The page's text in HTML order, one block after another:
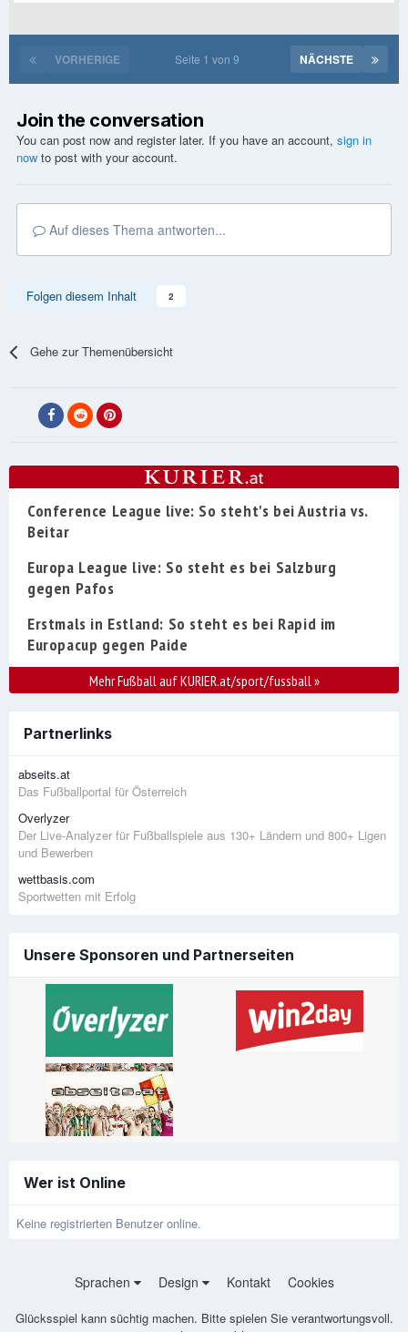
VORHERIGE NÄCHSTE
Seite 1 von 9
Join the conversation
You can post now and register later. If you have an account, sign in
now to post with your account.
Auf dieses Thema antworten...
Folgen diesem Inhalt 2
Gehe zur Themenübersicht
Conference League live: So steht's bei Austria vs.
Beitar
Europa League live: So steht es bei Salzburg
gegen Pafos
Erstmals in Estland: So steht es bei Rapid im
Europacup gegen Paide
Mehr Fußball auf KURIER.at/sport/fussball»
Partnerlinks
abseits.at
Das Fußballportal für Österreich
Overlyzer
Der Live-Analyzer für Fußballspiele aus 130+ Ländern und 800+ Ligen
und Bewerben
wettbasis.com
Sportwetten mit Erfolg
Unsere Sponsoren und Partnerseiten
Wer ist Online
Keine registrierten Benutzer online.
Sprachen Design Kontakt Cookies
Glücksspiel kann süchtig machen. Bitte spielen Sie verantwortungsvoll.